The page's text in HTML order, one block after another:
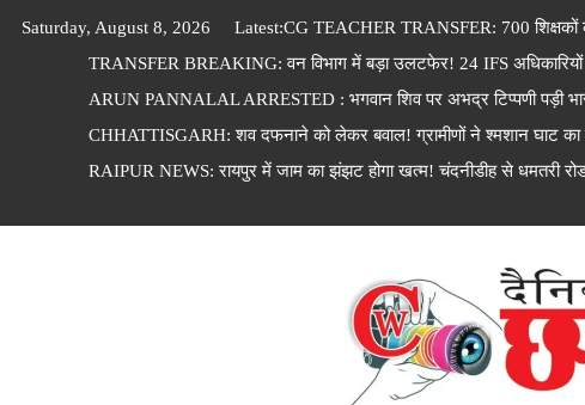
Saturday, August 8, 2026 Latest:CG TEACHER TRANSFER: 700 शिक्षकों
TRANSFER BREAKING: वन विभाग में बड़ा उलटफेर! 24 IFS अधिकारियों
ARUN PANNALAL ARRESTED : भगवान शिव पर अभद्र टिप्पणी पड़ी
CHHATTISGARH: शव दफनाने को लेकर बवाल! ग्रामीणों ने श्मशान घाट का
RAIPUR NEWS: रायपुर में जाम का झंझट होगा खत्म! चंदनीडीह से धमतरी